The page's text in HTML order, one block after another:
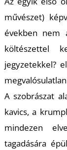
művészet)
években nem
költészettel
jegyzetekkel?
A szobrászat
kavics, a
mindezen
tagadására